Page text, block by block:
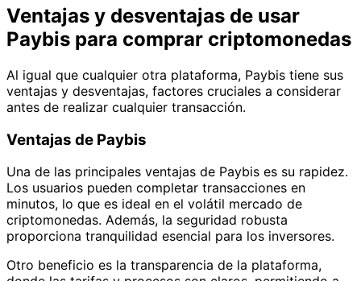
Ventajas y desventajas de usar
Paybis para comprar criptomonedas
Al igual que cualquier otra plataforma, Paybis tiene sus
ventajas y desventajas, factores cruciales a considerar
antes de realizar cualquier transacción.
Ventajas de Paybis
Una de las principales ventajas de Paybis es su rapidez.
Los usuarios pueden completar transacciones en
minutos, lo que es ideal en el volátil mercado de
criptomonedas. Además, la seguridad robusta
proporciona tranquilidad esencial para los inversores.
Otro beneficio es la transparencia de la plataforma,